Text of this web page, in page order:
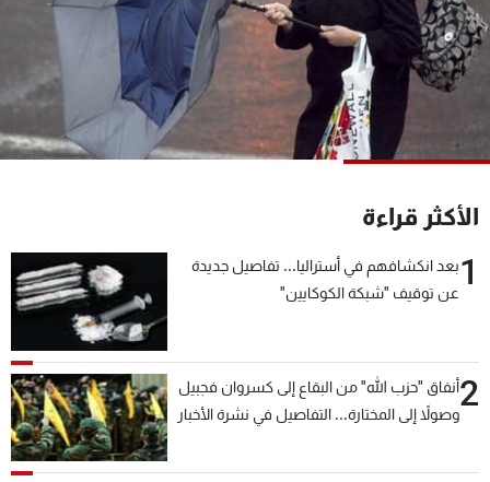
الأكثر قراءة
1بعد انكشافهم في أستراليا... تفاصيل جديدة
عن توقيف "شبكة الكوكايين"
2أنفاق "حزب الله" من البقاع إلى كسروان فجبيل
وصولاً إلى المختارة... التفاصيل في نشرة الأخبار
البرامج
جدول البرامج
شاهد البرامج
الترددات
لاعلاناتكم